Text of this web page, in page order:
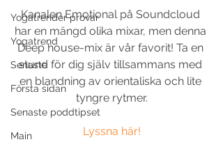
Yogatrender provar
Yogatrend
Senaste
Första sidan
Senaste poddtipset
Main
Kanalen Emotional på Soundcloud
har en mängd olika mixar, men denna
Deep house-mix är vår favorit! Ta en
stund för dig själv tillsammans med
en blandning av orientaliska och lite
tyngre rytmer.
Lyssna här!